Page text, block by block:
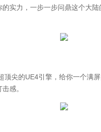
实力，一步一步问鼎这个大
的UE4引擎，给你一个满屏
感。